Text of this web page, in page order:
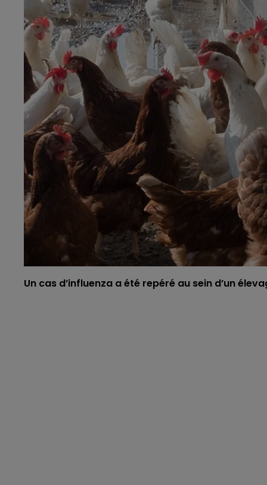
Un cas d’influenza a été repéré au sein d’un